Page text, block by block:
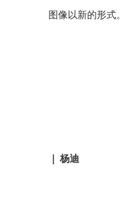
图像以新的形式。
｜ 杨迪